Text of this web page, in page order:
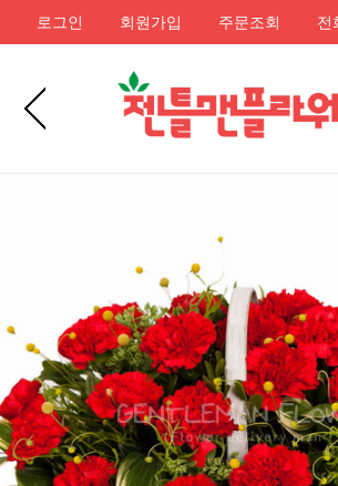
로그인 회원가입 주문조회 전